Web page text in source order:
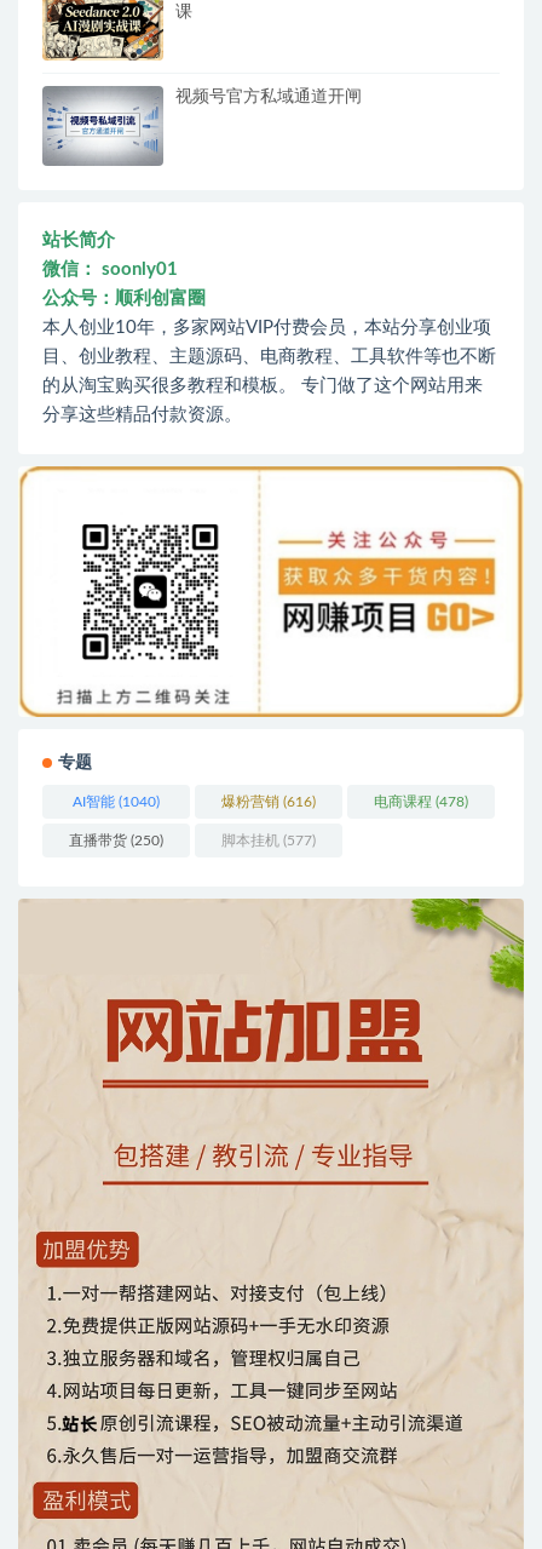
课
视频号官方私域通道开闸
站长简介
微信： soonly01
公众号：顺利创富圈
本人创业10年，多家网站VIP付费会员，本站分享创业项
目、创业教程、主题源码、电商教程、工具软件等也不断
的从淘宝购买很多教程和模板。 专门做了这个网站用来
分享这些精品付款资源。
专题
AI智能 (1040) 爆粉营销 (616) 电商课程 (478)
直播带货 (250) 脚本挂机 (577)